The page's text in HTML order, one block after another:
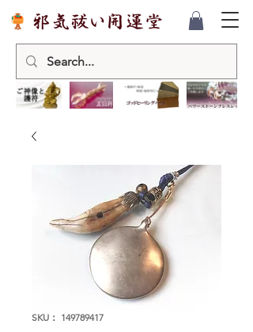
SKU： 149789417